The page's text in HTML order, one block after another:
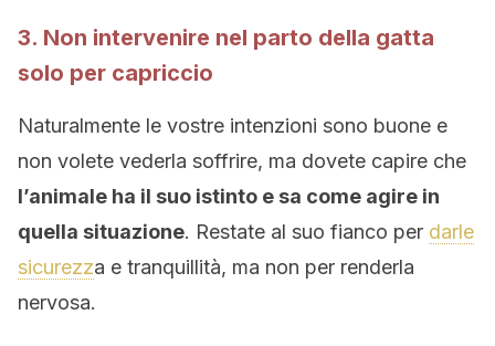
3. Non intervenire nel parto della gatta
solo per capriccio
Naturalmente le vostre intenzioni sono buone e
non volete vederla soffrire, ma dovete capire che
l’animale ha il suo istinto e sa come agire in
quella situazione. Restate al suo fianco per darle
sicurezza e tranquillità, ma non per renderla
nervosa.